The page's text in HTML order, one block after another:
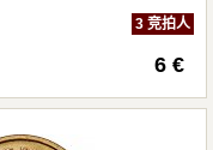
3 竞拍人
6 €